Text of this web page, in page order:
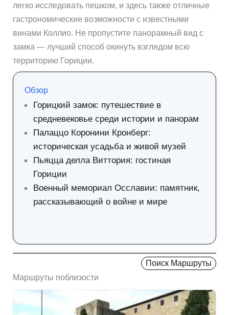
легко исследовать пешком, и здесь также отличные
гастрономические возможности с известными
винами Коллио. Не пропустите панорамный вид с
замка — лучший способ окинуть взглядом всю
территорию Гориции.
Обзор
Горицкий замок: путешествие в
средневековье среди истории и панорам
Палаццо Корoнини Кронберг:
историческая усадьба и живой музей
Пьяцца делла Виттория: гостиная
Гориции
Военный мемориал Осславии: памятник,
рассказывающий о войне и мире
Маршруты поблизости
Поиск Маршруты